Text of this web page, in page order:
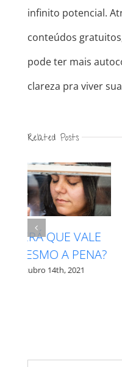
infinito potencial.
conteúdos
pode ter mais
clareza pra viver
Related Posts
INTUIÇÃO X
MEDO – QUAL É
QUAL?